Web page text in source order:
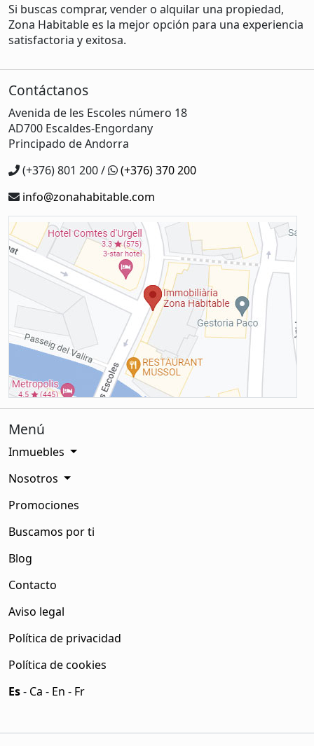
Si buscas comprar, vender o alquilar una propiedad,
Zona Habitable es la mejor opción para una experiencia
satisfactoria y exitosa.
Contáctanos
Avenida de les Escoles número 18
AD700 Escaldes-Engordany
Principado de Andorra
(+376) 801 200 /
(+376) 370 200
info@zonahabitable.com
Menú
Inmuebles
Nosotros
Promociones
Buscamos por ti
Blog
Contacto
Aviso legal
Política de privacidad
Política de cookies
Es- Ca - En - Fr